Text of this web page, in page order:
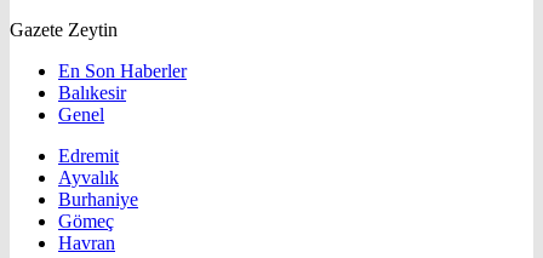
Gazete Zeytin
En Son Haberler
Balıkesir
Genel
Edremit
Ayvalık
Burhaniye
Gömeç
Havran